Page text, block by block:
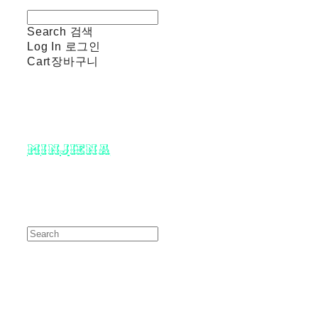
Search 검색
Log In 로그인
Cart장바구니
minjiena